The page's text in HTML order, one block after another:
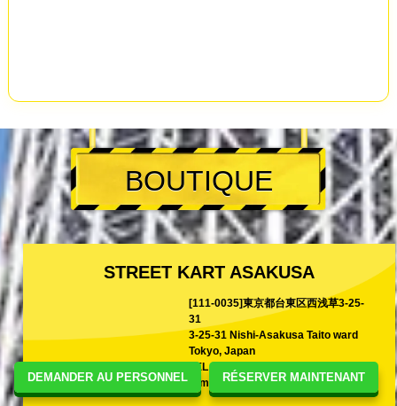
DEMANDER AU PERSONNEL RÉSERVER MAINTENANT
BOUTIQUE
STREET KART ASAKUSA
[111-0035]東京都台東区西浅草3-25-
31
3-25-31 Nishi-Asakusa Taito ward
Tokyo, Japan
TEL
E-mail
shina@kart.st